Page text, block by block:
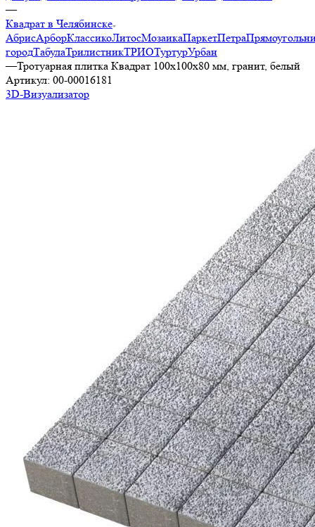
—
Квадрат в Челябинске
АбрисАрборКлассикоЛитосМозаикаПаркетПетра
городТабулаТрилистникТРИОТуртурУрбан
—Тротуарная плитка Квадрат 100х100х80 мм, гранит, белый
Артикул: 00-00016181
3D-Визуализатор